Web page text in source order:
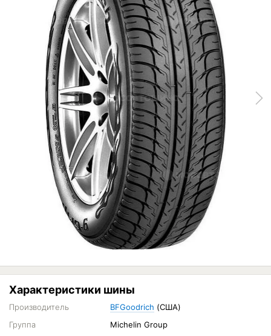
Характеристики шины
Производитель BFGoodrich (США)
Группа
Michelin Group